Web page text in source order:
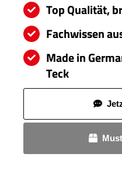
Top Qualität,
Fachwissen
Made in
Teck